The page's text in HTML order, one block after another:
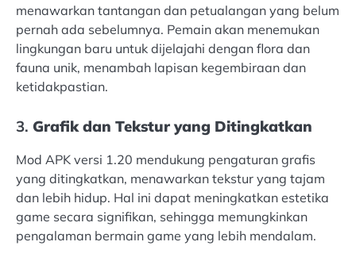
menawarkan tantangan dan petualangan yang belum
pernah ada sebelumnya. Pemain akan menemukan
lingkungan baru untuk dijelajahi dengan flora dan
fauna unik, menambah lapisan kegembiraan dan
ketidakpastian.
3. Grafik dan Tekstur yang Ditingkatkan
Mod APK versi 1.20 mendukung pengaturan grafis
yang ditingkatkan, menawarkan tekstur yang tajam
dan lebih hidup. Hal ini dapat meningkatkan estetika
game secara signifikan, sehingga memungkinkan
pengalaman bermain game yang lebih mendalam.